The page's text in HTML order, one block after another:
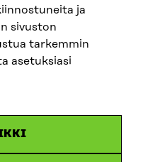
ja
sivuston
tarkemmin
asetuksiasi